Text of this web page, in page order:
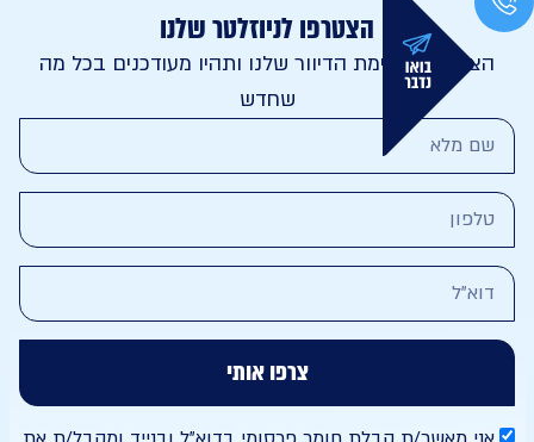
הצטרפו לניוזלטר שלנו
לרשימת הדיוור שלנו ותהיו מעודכנים בכל מה
שחדש
צרפו אותי